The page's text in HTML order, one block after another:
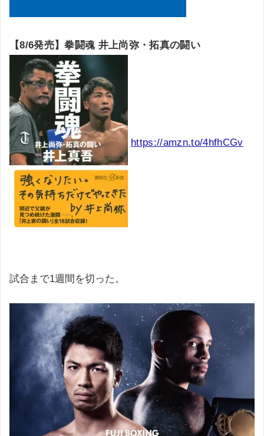
【8/6発売】拳闘魂 井上尚弥・拓真の闘い
https://amzn.to/4hfhCGv
試合まで1週間を切った。